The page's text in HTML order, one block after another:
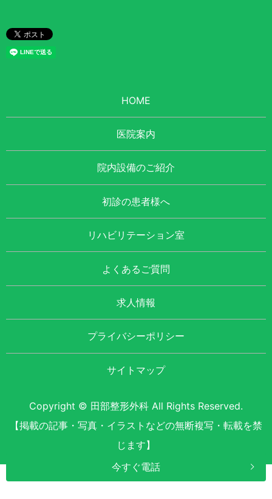
今すぐ電話
HOME
医院案内
院内設備のご紹介
初診の患者様へ
リハビリテーション室
よくあるご質問
求人情報
プライバシーポリシー
サイトマップ
Copyright © 田部整形外科 All Rights Reserved.
【掲載の記事・写真・イラストなどの無断複写・転載を禁
じます】